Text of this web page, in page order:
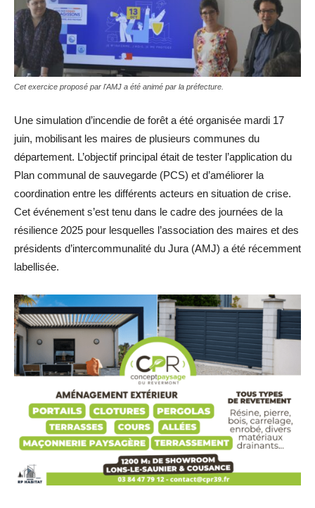
Cet exercice proposé par l'AMJ a été animé par la préfecture.
Une simulation d’incendie de forêt a été organisée mardi 17
juin, mobilisant les maires de plusieurs communes du
département. L’objectif principal était de tester l’application du
Plan communal de sauvegarde (PCS) et d’améliorer la
coordination entre les différents acteurs en situation de crise.
Cet événement s’est tenu dans le cadre des journées de la
résilience 2025 pour lesquelles l’association des maires et des
présidents d’intercommunalité du Jura (AMJ) a été récemment
labellisée.